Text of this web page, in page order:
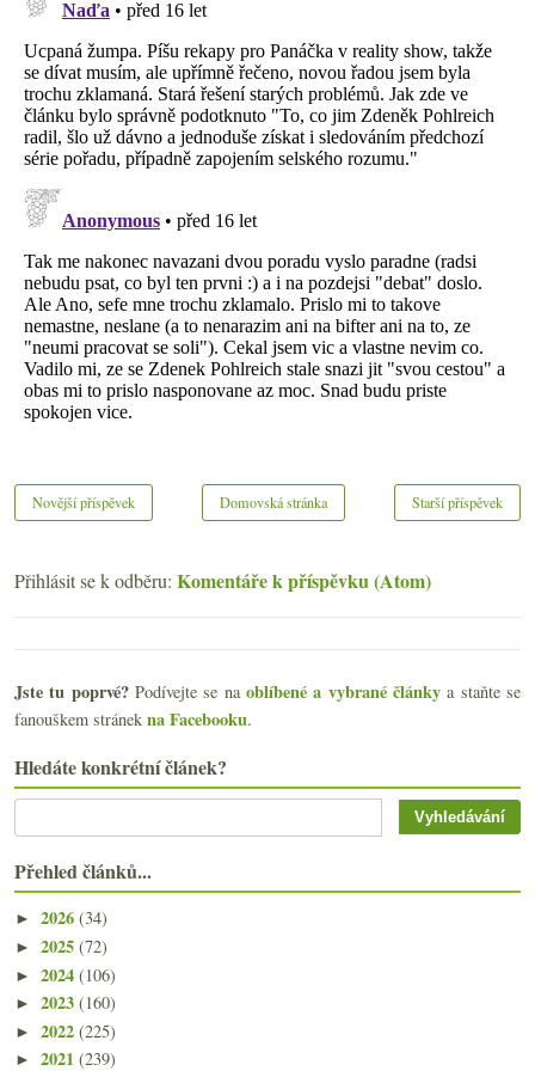
Novější příspěvek Starší příspěvek
Domovská stránka
Přihlásit se k odběru: Komentáře k příspěvku (Atom)
Jste tu poprvé?Podívejte se naoblíbené a vybrané články a staňte se
fanouškem stránek na Facebooku.
Hledáte konkrétní článek?
Přehled článků...
► 2026 (34)
► 2025 (72)
► 2024 (106)
► 2023 (160)
► 2022 (225)
► 2021 (239)